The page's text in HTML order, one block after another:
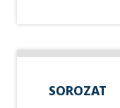
SOROZAT